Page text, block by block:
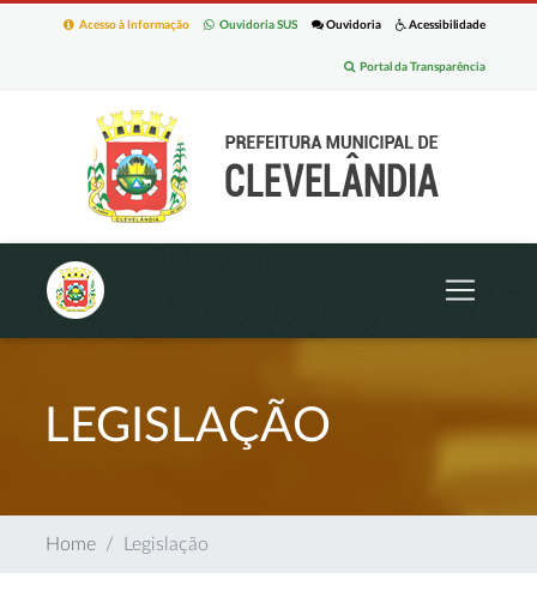
Acessibilidade
Ouvidoria
Ouvidoria SUS
Acesso à Informação
Portal da Transparência
LEGISLAÇÃO
Home Legislação